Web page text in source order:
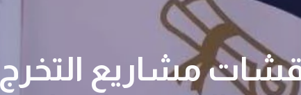
مشاريع التخرج